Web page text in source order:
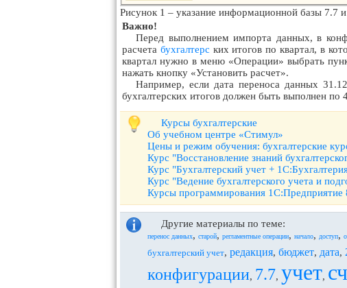
Рисунок 1 – указание информационной базы 7.7
Важно!
Перед выполнением импорта данных, в
расчета бухгалтерс ких итогов по квартал, в
квартал нужно в меню «Операции» выбрать
нажать кнопку «Установить расчет».
Например, если дата переноса данных
бухгалтерских итогов должен быть выполнен по
Курсы бухгалтерские
Об учебном центре «Стимул»
Цены и режим обучения: бухгалтерские
Курс "Восстановление знаний
Курс "Бухгалтерский учет +
Курс "Ведение бухгалтерского учета и
Курсы программирования 1С:Предприятие
Другие материалы по теме:
перенос данных, старой, регламентные операции, начало, доступ,
бухгалтерский учет, редакция, бюджет, дата,
конфигурации, 7.7, учет,